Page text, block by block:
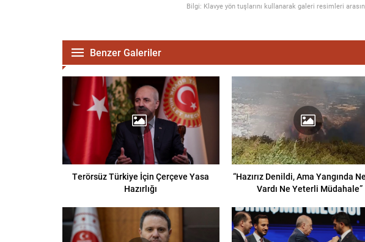
Bilgi: Klavye yön tuşlarını kullanarak galeri resimleri
Benzer Galeriler
Terörsüz Türkiye İçin Çerçeve Yasa
Hazırlığı
“Hazırız Denildi, Ama Yangında
Vardı Ne Yeterli Müdahale”